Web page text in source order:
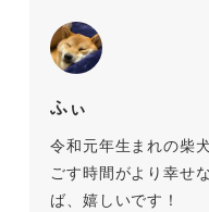
ふぃ
令和元年生まれの柴
ごす時間がより幸せ
ば、嬉しいです！